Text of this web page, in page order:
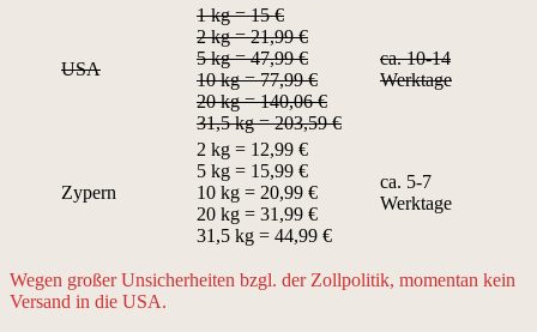
USA
1 kg = 15 €
2 kg = 21,99 €
5 kg = 47,99 €
10 kg = 77,99 €
20 kg = 140,06 €
31,5 kg = 203,59 €
ca. 10-14
Werktage
Zypern
2 kg = 12,99 €
5 kg = 15,99 €
10 kg = 20,99 €
20 kg = 31,99 €
31,5 kg = 44,99 €
ca. 5-7
Werktage
Wegen großer Unsicherheiten bzgl. der Zollpolitik, momentan kein
Versand in die USA.